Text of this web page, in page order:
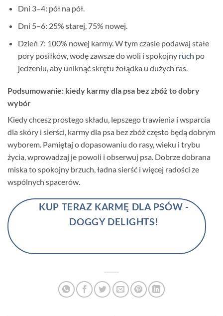
Dni 3–4: pół na pół.
Dni 5–6: 25% starej, 75% nowej.
Dzień 7: 100% nowej karmy. W tym czasie podawaj stałe
pory posiłków, wodę zawsze do woli i spokojny ruch po
jedzeniu, aby uniknąć skrętu żołądka u dużych ras.
Podsumowanie: kiedy karmy dla psa bez zbóż to dobry
wybór
Kiedy chcesz prostego składu, lepszego trawienia i wsparcia
dla skóry i sierści, karmy dla psa bez zbóż często będą dobrym
wyborem. Pamiętaj o dopasowaniu do rasy, wieku i trybu
życia, wprowadzaj je powoli i obserwuj psa. Dobrze dobrana
miska to spokojny brzuch, ładna sierść i więcej radości ze
wspólnych spacerów.
KUP TERAZ KARMĘ DLA PSÓW -
DOGGY DELIGHTS!